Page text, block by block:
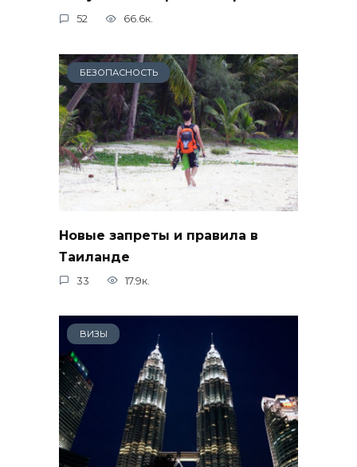
52 66.6к.
БЕЗОПАСНОСТЬ
Новые запреты и правила в
Таиланде
33 17.9к.
ВИЗЫ